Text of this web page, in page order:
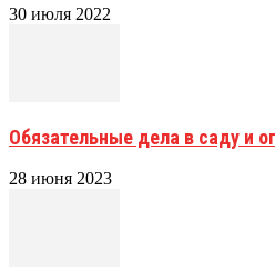
30 июля 2022
Обязательные дела в саду и
28 июня 2023